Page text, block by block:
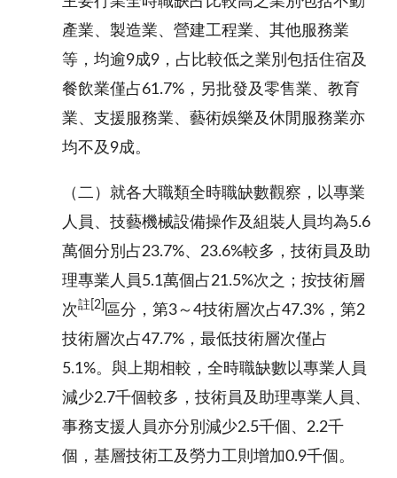
產業、製造業、營建工程業、其他服務業
等，均逾9成9，占比較低之業別包括住宿及
餐飲業僅占61.7%，另批發及零售業、教育
業、支援服務業、藝術娛樂及休閒服務業亦
均不及9成。
（二）就各大職類全時職缺數觀察，以專業
人員、技藝機械設備操作及組裝人員均為5.6
萬個分別占23.7%、23.6%較多，技術員及助
理專業人員5.1萬個占21.5%次之；按技術層
次註 [2] 區分，第3～4技術層次占47.3%，第2
技術層次占47.7%，最低技術層次僅占
5.1%。與上期相較，全時職缺數以專業人員
減少2.7千個較多，技術員及助理專業人員、
事務支援人員亦分別減少2.5千個、2.2千
個，基層技術工及勞力工則增加0.9千個。